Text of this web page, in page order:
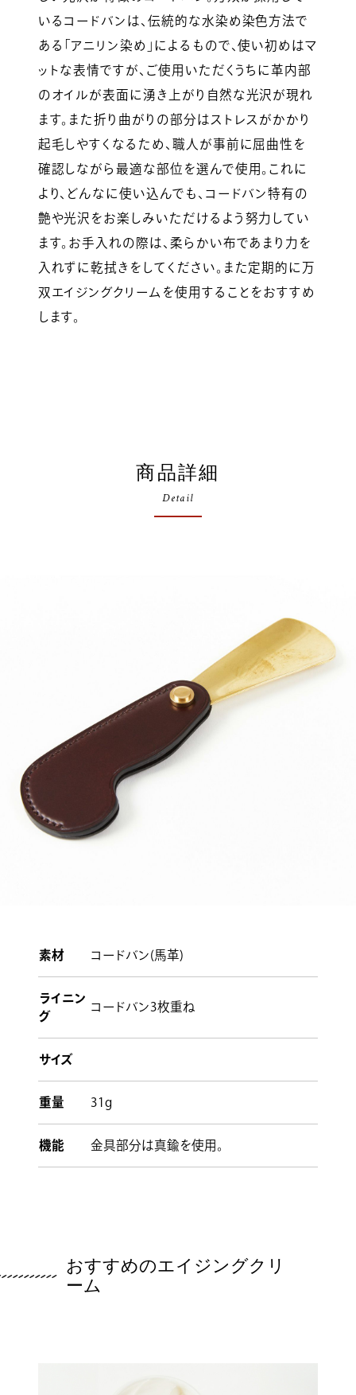
いるコードバンは、伝統的な水染め染色方法で
ある「アニリン染め」によるもので、使い初めはマ
ットな表情ですが、ご使用いただくうちに革内部
のオイルが表面に湧き上がり自然な光沢が現れ
ます。また折り曲がりの部分はストレスがかかり
起毛しやすくなるため、職人が事前に屈曲性を
確認しながら最適な部位を選んで使用。これに
より、どんなに使い込んでも、コードバン特有の
艶や光沢をお楽しみいただけるよう努力してい
ます。お手入れの際は、柔らかい布であまり力を
入れずに乾拭きをしてください。また定期的に万
双エイジングクリームを使用することをおすすめ
します。
商品詳細
Detail
素材 コードバン(馬革)
ライニン
グ
コードバン3枚重ね
サイズ
重量 31g
機能 金具部分は真鍮を使用。
おすすめのエイジングクリ
ーム